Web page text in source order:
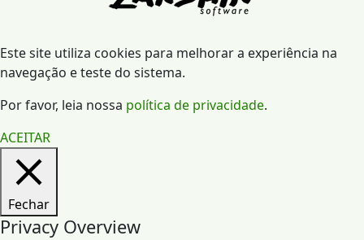
Este site utiliza cookies para melhorar a experiência na
navegação e teste do sistema.
Por favor, leia nossa política de privacidade.
ACEITAR
Fechar
Privacy Overview